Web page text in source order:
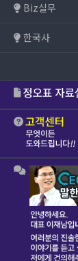
Biz실무
한국사